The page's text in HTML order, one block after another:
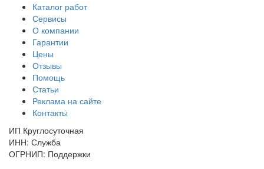
Каталог работ
Сервисы
О компании
Гарантии
Цены
Отзывы
Помощь
Статьи
Реклама на сайте
Контакты
ИП Круглосуточная
ИНН: Служба
ОГРНИП: Поддержки